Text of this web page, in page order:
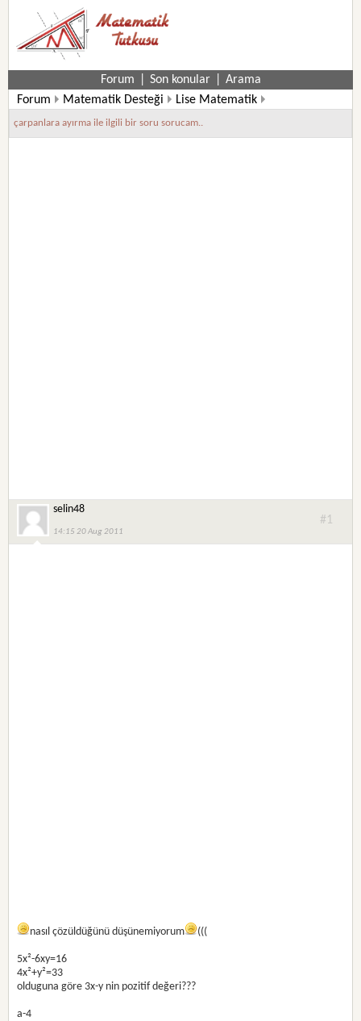
Forum Son konular
Arama
Forum
Matematik Desteği Lise Matematik
çarpanlara ayırma ile ilgili bir soru sorucam..
selin48
14:15 20 Aug 2011
#1
nasıl çözüldüğünü düşünemiyorum (((
5x²-6xy=16
4x²+y²=33
olduguna göre 3x-y nin pozitif değeri???
a-4